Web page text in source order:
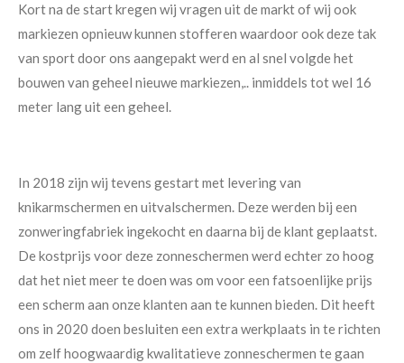
Kort na de start kregen wij vragen uit de markt of wij ook
markiezen opnieuw kunnen stofferen waardoor ook deze tak
van sport door ons aangepakt werd en al snel volgde het
bouwen van geheel nieuwe markiezen,.. inmiddels tot wel 16
meter lang uit een geheel.
In 2018 zijn wij tevens gestart met levering van
knikarmschermen en uitvalschermen. Deze werden bij een
zonweringfabriek ingekocht en daarna bij de klant geplaatst.
De kostprijs voor deze zonneschermen werd echter zo hoog
dat het niet meer te doen was om voor een fatsoenlijke prijs
een scherm aan onze klanten aan te kunnen bieden. Dit heeft
ons in 2020 doen besluiten een extra werkplaats in te richten
om zelf hoogwaardig kwalitatieve zonneschermen te gaan